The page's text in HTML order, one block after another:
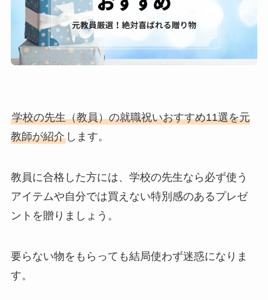
学校の先生（教員）の就職祝いおすすめ11選を元
教師が紹介します。
教員に合格した方には、学校の先生なら必ず使う
アイテムや自分では買えない特別感のあるプレゼ
ントを贈りましょう。
要らない物をもらっても結局使わず迷惑になりま
す。